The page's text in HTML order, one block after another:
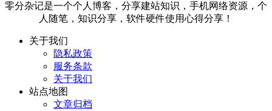
零分杂记是一个个人博客，分享建站知识，手机网络资源，个
人随笔，知识分享，软件硬件使用心得分享！
关于我们
隐私政策
服务条款
关于我们
站点地图
文章归档